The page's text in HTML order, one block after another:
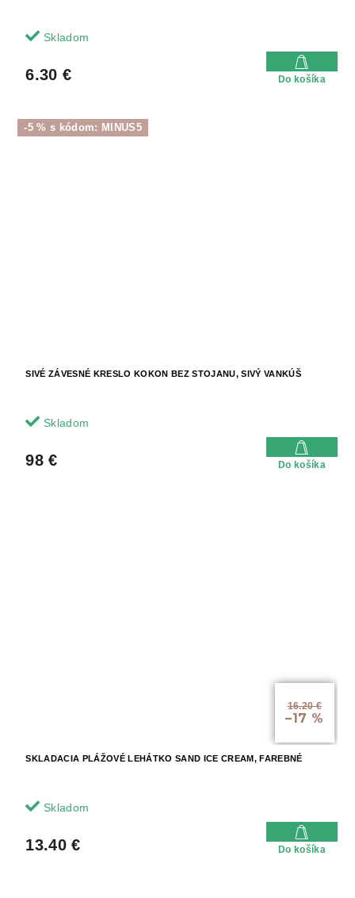
Skladom
6.30 € Do košíka
-5 % s kódom: MINUS5
SIVÉ ZÁVESNÉ KRESLO KOKON BEZ STOJANU, SIVÝ VANKÚŠ
Skladom
98 € Do košíka
16.20 €
–17 %
SKLADACIA PLÁŽOVÉ LEHÁTKO SAND ICE CREAM, FAREBNÉ
Skladom
13.40 € Do košíka